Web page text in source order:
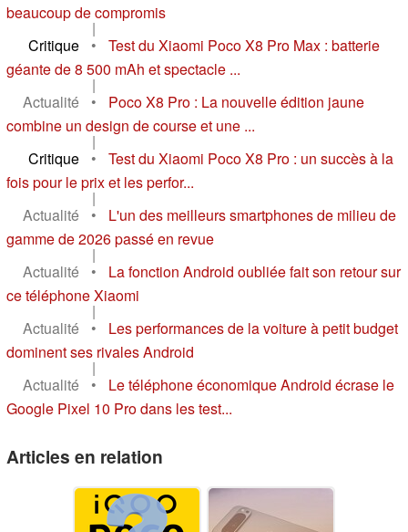
beaucoup de compromis
|
Critique
•
Test du Xiaomi Poco X8 Pro Max : batterie
géante de 8 500 mAh et spectacle ...
|
Actualité
•
Poco X8 Pro : La nouvelle édition jaune
combine un design de course et une ...
|
Critique
•
Test du Xiaomi Poco X8 Pro : un succès à la
fois pour le prix et les perfor...
|
Actualité
•
L'un des meilleurs smartphones de milieu de
gamme de 2026 passé en revue
|
Actualité
•
La fonction Android oubliée fait son retour sur
ce téléphone Xiaomi
|
Actualité
•
Les performances de la voiture à petit budget
dominent ses rivales Android
|
Actualité
•
Le téléphone économique Android écrase le
Google Pixel 10 Pro dans les test...
Articles en relation